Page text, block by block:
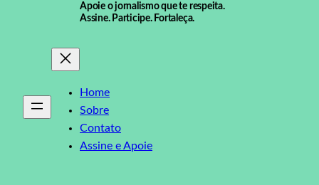
Apoie o jornalismo que te respeita.
Assine. Participe. Fortaleça.
Home
Sobre
Contato
Assine e Apoie